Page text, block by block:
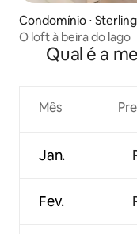
Condomínio ⋅ Sterling
O loft à beira do lago
Qual é a
Mês
Jan.
Fev.